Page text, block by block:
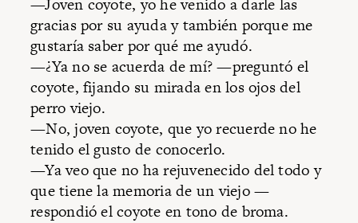
gracias por su ayuda y también porque me
gustaría saber por qué me ayudó.
—¿Ya no se acuerda de mí? —preguntó el
coyote, fijando su mirada en los ojos del
perro viejo.
—No, joven coyote, que yo recuerde no he
tenido el gusto de conocerlo.
—Ya veo que no ha rejuvenecido del todo y
que tiene la memoria de un viejo —
respondió el coyote en tono de broma.